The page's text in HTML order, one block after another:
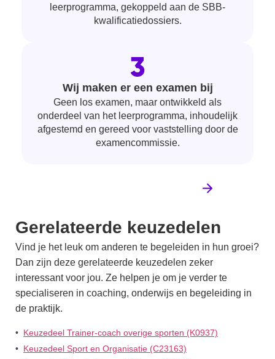
leerprogramma, gekoppeld aan de SBB-
kwalificatiedossiers.
Wij maken er een examen bij
Geen los examen, maar ontwikkeld als
onderdeel van het leerprogramma, inhoudelijk
afgestemd en gereed voor vaststelling door de
examencommissie.
Gerelateerde keuzedelen
Vind je het leuk om anderen te begeleiden in hun groei?
Dan zijn deze gerelateerde keuzedelen zeker
interessant voor jou. Ze helpen je om je verder te
specialiseren in coaching, onderwijs en begeleiding in
de praktijk.
•‎ ‎ ‎ Keuzedeel Trainer-coach overige sporten (K0937)
•‎ ‎ ‎ Keuzedeel Sport en Organisatie (C23163)